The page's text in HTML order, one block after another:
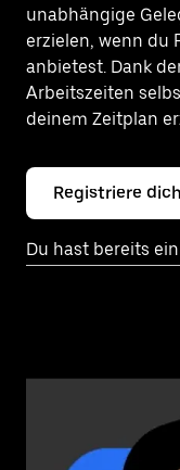
unabhängige
erzielen, wenn du
anbietest. Dank
Arbeitszeiten
deinem Zeitplan
Registriere
Du hast bereits